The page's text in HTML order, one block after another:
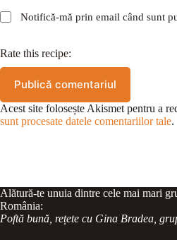
Notifică-mă prin email când sunt
Rate this recipe:
Publică comentariul
Acest site folosește Akismet pentru a
sunt procesate datele comentariilor tale.
Alătură-te unuia dintre cele mai mari
România:
Poftă bună, rețete cu Gina Bradea,